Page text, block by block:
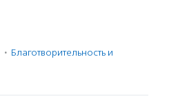
· Благотвори­тель­ность и